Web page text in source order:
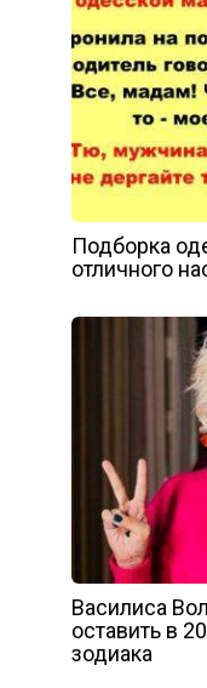
Подборка
отличного
Василиса
оставить в
зодиака